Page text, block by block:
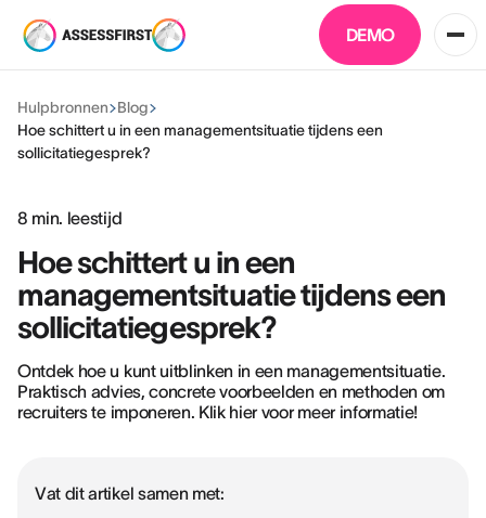
DEMO
Hulpbronnen
Blog
Hoe schittert u in een managementsituatie tijdens een
sollicitatiegesprek?
8 min. leestijd
Hoe schittert u in een
managementsituatie tijdens een
sollicitatiegesprek?
Ontdek hoe u kunt uitblinken in een managementsituatie.
Praktisch advies, concrete voorbeelden en methoden om
recruiters te imponeren. Klik hier voor meer informatie!
Vat dit artikel samen met: